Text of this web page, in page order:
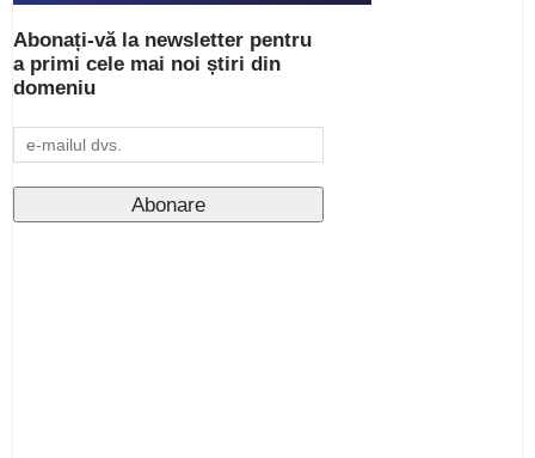
Abonați-vă la newsletter pentru
a primi cele mai noi știri din
domeniu